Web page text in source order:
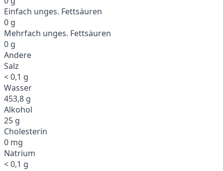
Einfach unges. Fettsäuren
0 g
Mehrfach unges. Fettsäuren
0 g
Andere
Salz
< 0,1 g
Wasser
453,8 g
Alkohol
25 g
Cholesterin
0 mg
Natrium
< 0,1 g